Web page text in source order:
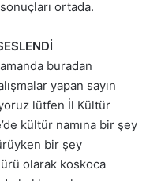
ortada.
buradan
yapan sayın
lütfen İl Kültür
kültür namına bir şey
bir şey
olarak koskoca